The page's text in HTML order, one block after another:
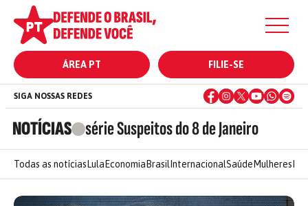
ÁREA PT FILIE-SE
NOTÍCIAS série Suspeitos do 8 de Janeiro
SIGA NOSSAS REDES
Todas as notícias Lula Economia Brasil InternacionalSaúde Mulheres